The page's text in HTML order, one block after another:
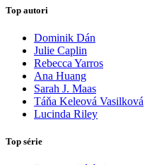
Top autori
Dominik Dán
Julie Caplin
Rebecca Yarros
Ana Huang
Sarah J. Maas
Táňa Keleová Vasilková
Lucinda Riley
Top série